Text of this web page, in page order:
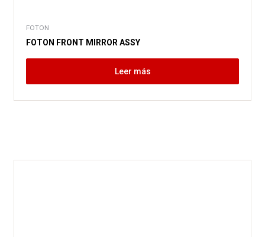
FOTON
FOTON FRONT MIRROR ASSY
Leer más